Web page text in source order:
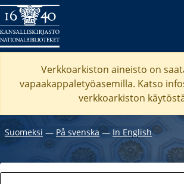
Verkkoarkiston aineisto on
vapaakappaletyöasemilla. Katso
verkkoarkiston
Suomeksi ― På svenska― In English